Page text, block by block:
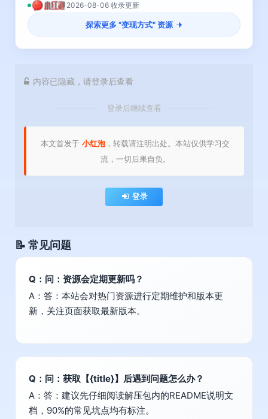
2026-08-06 收录更新
探索更多 "变现方式" 资源
内容已隐藏，请登录后查看
登录后继续查看
本文首发于 小红泡，转载请注明出处。本站仅供学习交
流，一切后果自负。
登录
📝 常见问题
Q：问：资源会定期更新吗？
A：答：本站会对热门资源进行定期维护和版本更
新，关注页面获取最新版本。
Q：问：获取【{title}】后遇到问题怎么办？
A：答：建议先仔细阅读解压包内的README说明文
档，90%的常见坑点均有标注。